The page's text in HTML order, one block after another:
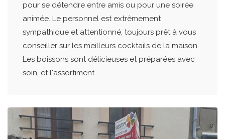
pour se détendre entre amis ou pour une soirée
animée. Le personnel est extrêmement
sympathique et attentionné, toujours prêt à vous
conseiller sur les meilleurs cocktails de la maison.
Les boissons sont délicieuses et préparées avec
soin, et l'assortiment....